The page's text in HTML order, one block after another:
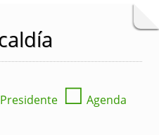
☐ Agenda